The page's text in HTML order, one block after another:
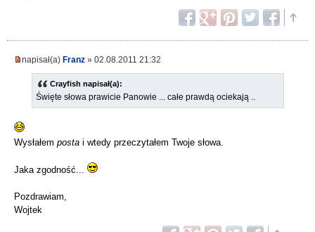
napisał(a) Franz » 02.08.2011 21:32
Crayfish napisał(a):
Święte słowa prawicie Panowie ... całe prawdą ociekają ..
Wysłałem posta i wtedy przeczytałem Twoje słowa.
Jaka zgodność...
Pozdrawiam,
Wojtek